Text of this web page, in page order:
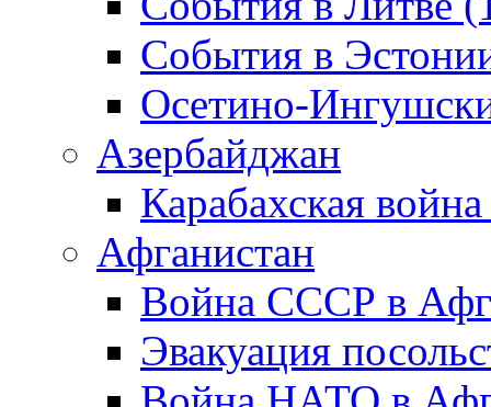
События в
Осетино-
Азербайджан
Карабахская
Афганистан
Война СССР в
Эвакуация